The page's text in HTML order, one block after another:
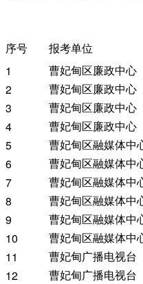
序号 报考单位
1
曹妃甸区廉政中心
2
曹妃甸区廉政中心
3
曹妃甸区廉政中心
4
曹妃甸区廉政中心
5
曹妃甸区融媒体中
6
曹妃甸区融媒体中
7
曹妃甸区融媒体中
8
曹妃甸区融媒体中
9
曹妃甸区融媒体中
10
曹妃甸区融媒体中
11
曹妃甸广播电视台
12
曹妃甸广播电视台